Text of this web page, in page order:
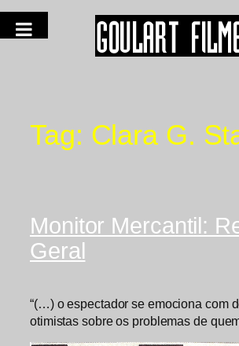
Tag: Clara G.
Monitor Mercantil:
Geral
“(…) o espectador se emociona com
otimistas sobre os problemas de